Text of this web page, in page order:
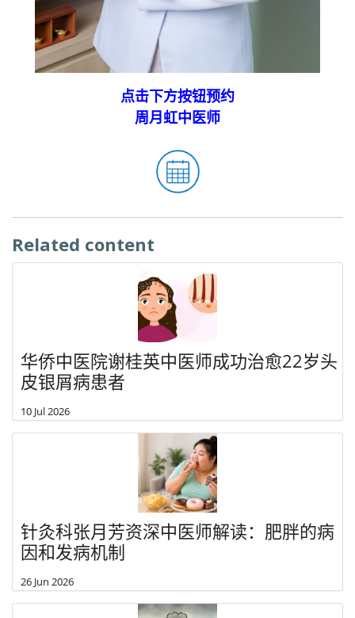
点击下方按钮预约
周月虹中医师
Related content
华侨中医院谢桂英中医师成功治愈22岁头
皮银屑病患者
10 Jul 2026
针灸科张月芳资深中医师解读：肥胖的病
因和发病机制
26 Jun 2026